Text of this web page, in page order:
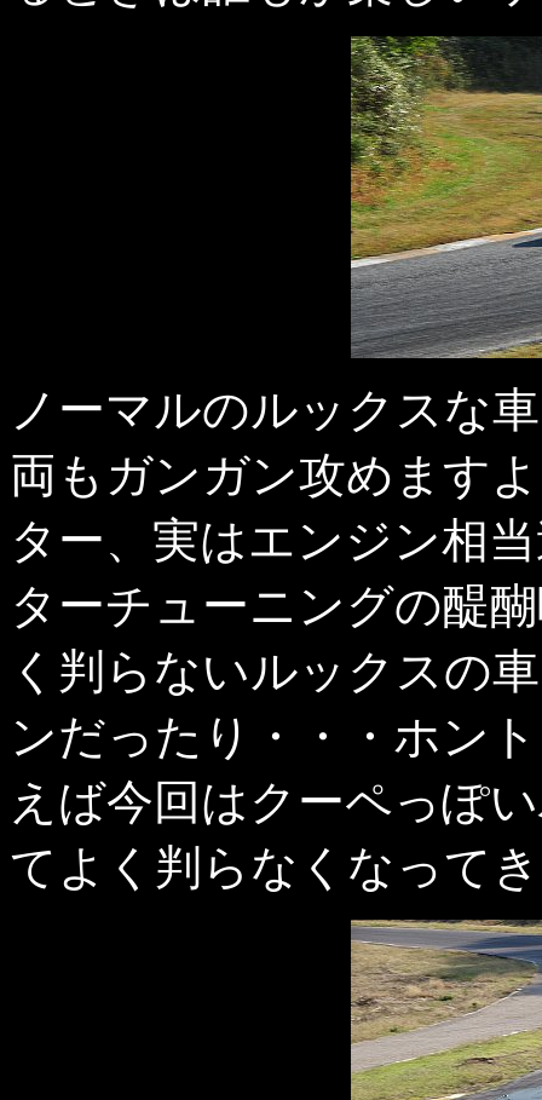
ノーマルのルックスな
両もガンガン攻めます
ター、実はエンジン相
ターチューニングの醍
く判らないルックスの
ンだったり・・・ホン
えば今回はクーペっぽ
てよく判らなくなって